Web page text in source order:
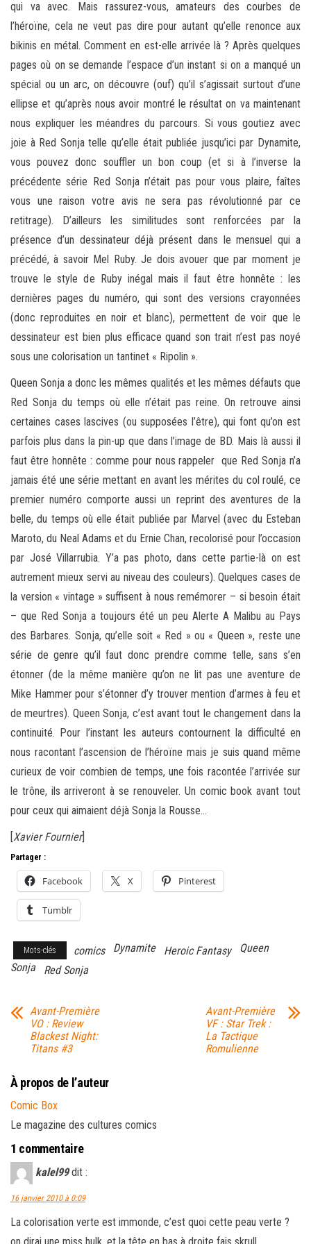
qui va avec. Mais rassurez-vous, amateurs des courbes de
l’héroïne, cela ne veut pas dire pour autant qu’elle renonce aux
bikinis en métal. Comment en est-elle arrivée là ? Après quelques
pages où on se demande l’espace d’un instant si on a manqué un
spécial ou un arc, on découvre (ouf) qu’il s’agissait surtout d’une
ellipse et qu’après nous avoir montré le résultat on va maintenant
nous expliquer les méandres du parcours. Si vous goutiez avec
joie à Red Sonja telle qu’elle était publiée jusqu’ici par Dynamite,
vous pouvez donc souffler un bon coup (et si à l’inverse la
précédente série Red Sonja n’était pas pour vous plaire, faîtes
vous une raison votre avis ne sera pas révolutionné par ce
retitrage). D’ailleurs les similitudes sont renforcées par la
présence d’un dessinateur déjà présent dans le mensuel qui a
précédé, à savoir Mel Ruby. Je dois avouer que par moment je
trouve le style de Ruby inégal mais il faut être honnête : les
dernières pages du numéro, qui sont des versions crayonnées
(donc reproduites en noir et blanc), permettent de voir que le
dessinateur est bien plus efficace quand son trait n’est pas noyé
sous une colorisation un tantinet « Ripolin ».
Queen Sonja a donc les mêmes qualités et les mêmes défauts que
Red Sonja du temps où elle n’était pas reine. On retrouve ainsi
certaines cases lascives (ou supposées l’être), qui font qu’on est
parfois plus dans la pin-up que dans l’image de BD. Mais là aussi il
faut être honnête : comme pour nous rappeler que Red Sonja n’a
jamais été une série mettant en avant les mérites du col roulé, ce
premier numéro comporte aussi un reprint des aventures de la
belle, du temps où elle était publiée par Marvel (avec du Esteban
Maroto, du Neal Adams et du Ernie Chan, recolorisé pour l’occasion
par José Villarrubia. Y’a pas photo, dans cette partie-là on est
autrement mieux servi au niveau des couleurs). Quelques cases de
la version « vintage » suffisent à nous remémorer – si besoin était
– que Red Sonja a toujours été un peu Alerte A Malibu au Pays
des Barbares. Sonja, qu’elle soit « Red » ou « Queen », reste une
série de genre qu’il faut donc prendre comme telle, sans s’en
étonner (de la même manière qu’on ne lit pas une aventure de
Mike Hammer pour s’étonner d’y trouver mention d’armes à feu et
de meurtres). Queen Sonja, c’est avant tout le changement dans la
continuité. Pour l’instant les auteurs contournent la difficulté en
nous racontant l’ascension de l’héroïne mais je suis quand même
curieux de voir combien de temps, une fois racontée l’arrivée sur
le trône, ils arriveront à se renouveler. Un comic book avant tout
pour ceux qui aimaient déjà Sonja la Rousse…
[Xavier Fournier]
Partager :
Facebook X Pinterest
Tumblr
Mots-clés comics Dynamite Heroic Fantasy
Queen
Sonja
Red Sonja
Avant-Première
VO : Review
Blackest Night:
Titans #3
Avant-Première
VF : Star Trek :
La Tactique
Romulienne
À propos de l’auteur
Comic Box
Le magazine des cultures comics
1 commentaire
kalel99 dit :
16 janvier 2010 à 0:09
La colorisation verte est immonde, c’est quoi cette peau verte ?
on dirai une miss hulk, et la tête en bas à droite fais skrull.